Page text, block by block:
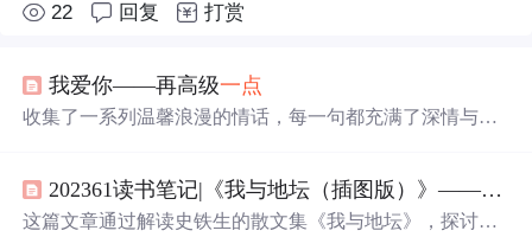
22 回复 打赏
我爱你——再高级一点
收集了一系列温馨浪漫的情话，每一句都充满了深情与爱
202361读书笔记|《我与地坛（插图版）》——有些事只适合收藏，不能说，也不能
这篇文章通过解读史铁生的散文集《我与地坛》，探讨了